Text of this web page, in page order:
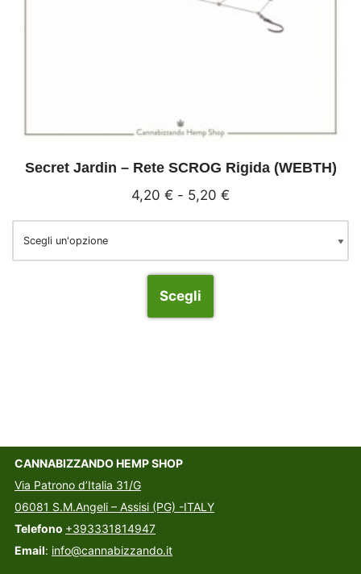
Secret Jardin – Rete SCROG Rigida (WEBTH)
4,20 € - 5,20 €
Scegli
CANNABIZZANDO HEMP SHOP
Via Patrono d’Italia 31/G
06081 S.M.Angeli – Assisi (PG) -ITALY
Telefono +393331814947
Email: info@cannabizzando.it